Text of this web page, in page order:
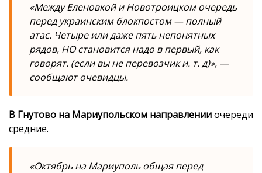
«Между Еленовкой и Новотроицком очередь
перед украинским блокпостом — полный
атас. Четыре или даже пять непонятных
рядов, НО становится надо в первый, как
говорят. (если вы не перевозчик и. т. д)», —
сообщают очевидцы.
В Гнутово на Мариупольском направленииочереди
средние.
«Октябрь на Мариуполь общая перед